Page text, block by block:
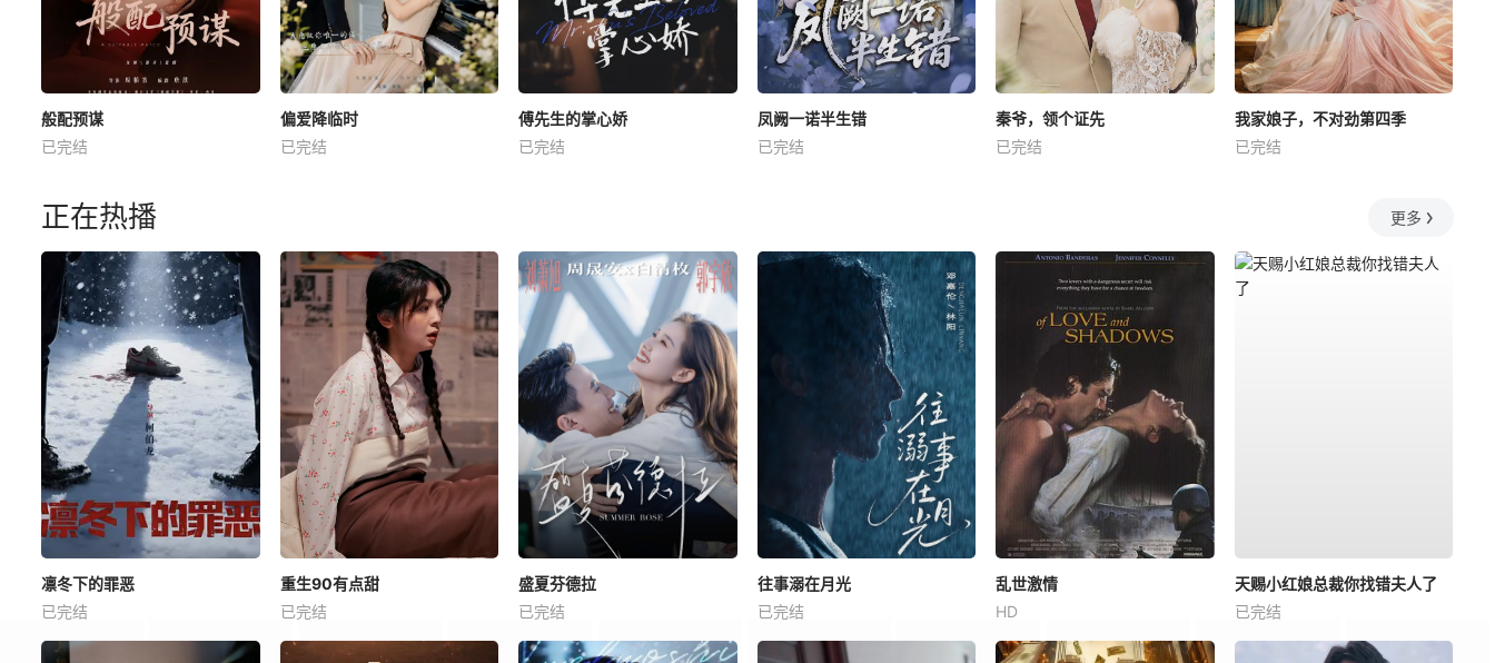
般配预谋
已完结
偏爱降临时
已完结
傅先生的掌心娇
已完结
凤阙一诺半生错
已完结
秦爷，领个证先
已完结
我家娘子，不对劲第四季
已完结
正在热播 更多
凛冬下的罪恶
已完结
重生90有点甜
已完结
盛夏芬德拉
已完结
往事溺在月光
已完结
乱世激情
HD
天赐小红娘总裁你找错夫人了
已完结